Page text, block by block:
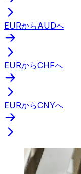
EURからAUDへ
EURからCHFへ
EURからCNYへ